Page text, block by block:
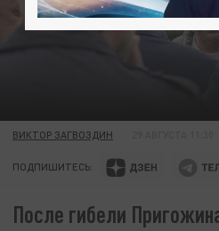
ВИКТОР ЗАГВОЗДИН
ПОДПИШИТЕСЬ:
После гибели